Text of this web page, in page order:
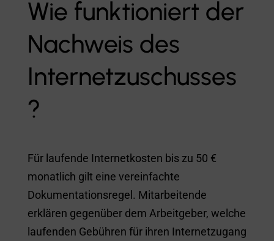
Wie funktioniert der
Nachweis des
Internetzuschusses
?
Für laufende Internetkosten bis zu 50 €
monatlich gilt eine vereinfachte
Dokumentationsregel. Mitarbeitende
erklären gegenüber dem Arbeitgeber, welche
laufenden Gebühren für ihren Internetzugang